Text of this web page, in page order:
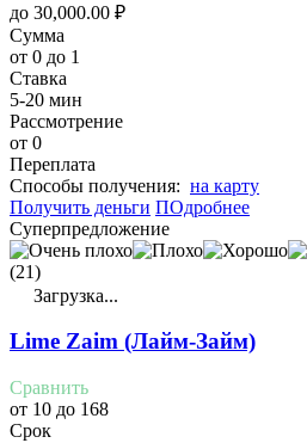
до 30,000.00 ₽
Сумма
от 0 до 1
Ставка
5-20 мин
Рассмотрение
от 0
Переплата
Cпособы получения: на карту
Получить деньги ПОдробнее
Суперпредложение
(21)
Загрузка...
Lime Zaim (Лайм-Займ)
Сравнить
от 10 до 168
Срок